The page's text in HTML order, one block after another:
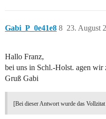
Gabi_P_0e41e8 23. August
8
Hallo Franz,
bei uns in Schl.-Holst. agen wir
Gruß Gabi
[Bei dieser Antwort wurde das